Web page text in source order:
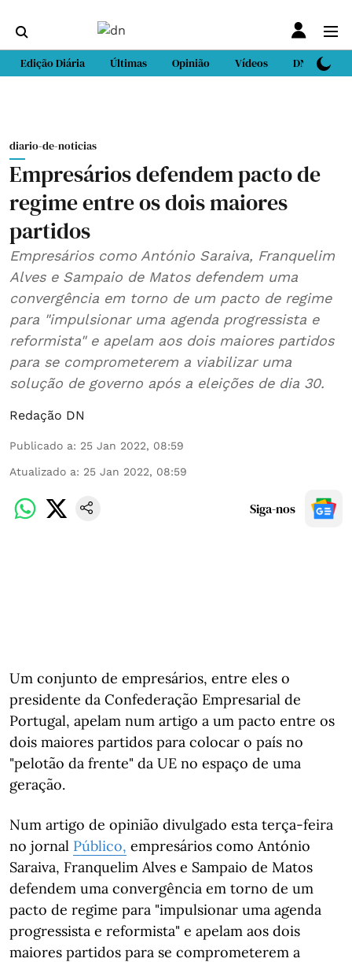
Edição Diária Últimas Opinião Vídeos DN Sport
diario-de-noticias
Empresários defendem pacto de
regime entre os dois maiores
partidos
Empresários como António Saraiva, Franquelim
Alves e Sampaio de Matos defendem uma
convergência em torno de um pacto de regime
para "impulsionar uma agenda progressista e
reformista" e apelam aos dois maiores partidos
para se comprometerem a viabilizar uma
solução de governo após a eleições de dia 30.
Redação DN
Publicado a: 25 Jan 2022, 08:59
Atualizado a: 25 Jan 2022, 08:59
Siga-nos
Um conjunto de empresários, entre eles o
presidente da Confederação Empresarial de
Portugal, apelam num artigo a um pacto entre os
dois maiores partidos para colocar o país no
"pelotão da frente" da UE no espaço de uma
geração.
Num artigo de opinião divulgado esta terça-feira
no jornal Público, empresários como António
Saraiva, Franquelim Alves e Sampaio de Matos
defendem uma convergência em torno de um
pacto de regime para "impulsionar uma agenda
progressista e reformista" e apelam aos dois
maiores partidos para se comprometerem a